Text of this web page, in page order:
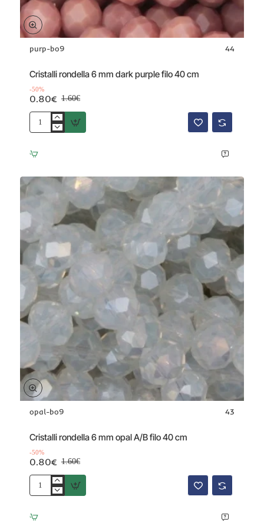
Offerta -50%
purp-bo9 44
Cristalli rondella 6 mm dark purple filo 40 cm
-50%
0.80€ 1.60€
Cristalli
6
mm
purple
filo
cm
Offerta -50%
opal-bo9 43
Cristalli rondella 6 mm opal A/B filo 40 cm
-50%
0.80€ 1.60€
Cristalli
6
mm